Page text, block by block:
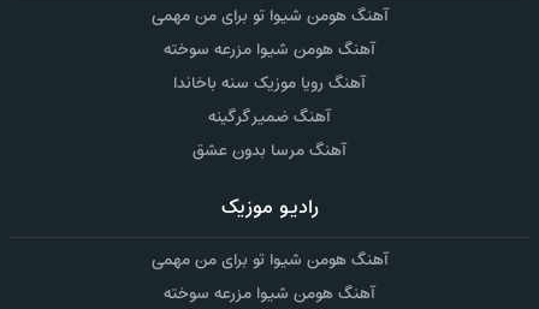
آهنگ هومن شیوا تو برای من مهمی
آهنگ هومن شیوا مزرعه سوخته
آهنگ رویا موزیک سنه باخاندا
آهنگ ضمیر گرگینه
آهنگ مرسا بدون عشق
رادیو موزیک
آهنگ هومن شیوا تو برای من مهمی
آهنگ هومن شیوا مزرعه سوخته